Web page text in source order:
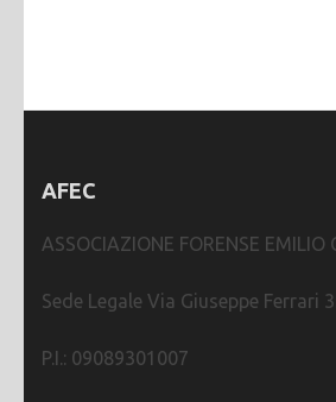
AFEC
ASSOCIAZIONE FORENSE EMILIO
Sede Legale Via Giuseppe Ferrari
P.I.: 09089301007